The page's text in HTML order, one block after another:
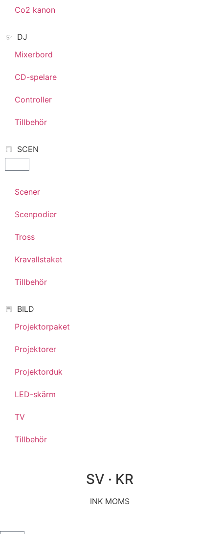
Co2 kanon
DJ
Mixerbord
CD-spelare
Controller
Tillbehör
SCEN
Scener
Scenpodier
Tross
Kravallstaket
Tillbehör
BILD
Projektorpaket
Projektorer
Projektorduk
LED-skärm
TV
Tillbehör
SV · KR
INK MOMS